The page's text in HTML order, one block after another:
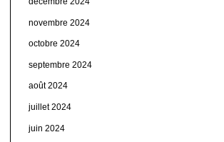
novembre 2024
octobre 2024
septembre 2024
août 2024
juillet 2024
juin 2024